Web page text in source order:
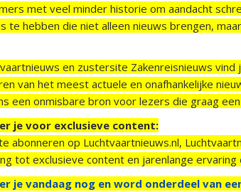
met veel minder historie om aandacht
te hebben die niet alleen nieuws brengen,
en zustersite Zakenreisnieuws
van het meest actuele en onafhankelijke
een onmisbare bron voor lezers die graag
je voor exclusieve content:
abonneren op Luchtvaartnieuws.nl,
tot exclusieve content en jarenlange
je vandaag nog en word onderdeel van